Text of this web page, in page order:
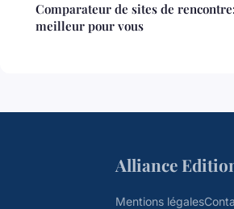
Comparateur de sites de
meilleur pour vous
Alliance
Mentions légales